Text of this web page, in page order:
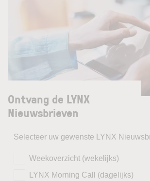
Ontvang de LYNX
Nieuwsbrieven
Selecteer uw gewenste LYNX
Weekoverzicht (wekelijks)
LYNX Morning Call (dagelijks)